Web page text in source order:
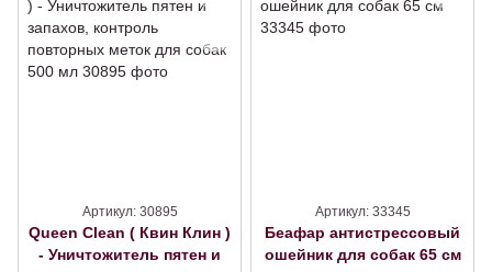
Артикул: 30895
Queen Clean ( Квин Клин )
- Уничтожитель пятен и
Артикул: 33345
Беафар антистрессовый
ошейник для собак 65 см